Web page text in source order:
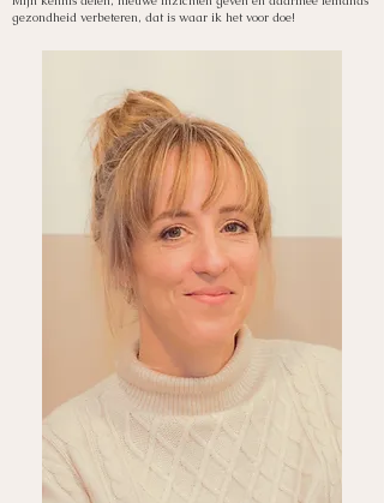
gezondheid verbeteren, dat is waar ik het voor doe!